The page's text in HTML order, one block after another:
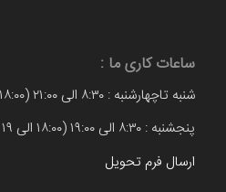
ساعات کاری ما :
شنبه تاچهارشنبه : ۸:۳۰ الی ۲۱:۰۰ (۱۸:۰۰ الی ۲۱ باهماهنگی قبلی)
پنجشنبه : ۸:۳۰ الی ۱۹:۰۰ (۱۸:۰۰ الی ۱۹ باهماهنگی قبلی)
ارسال فرم تحویل